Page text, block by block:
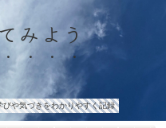
みよう
や気づきをわかりやすく記録